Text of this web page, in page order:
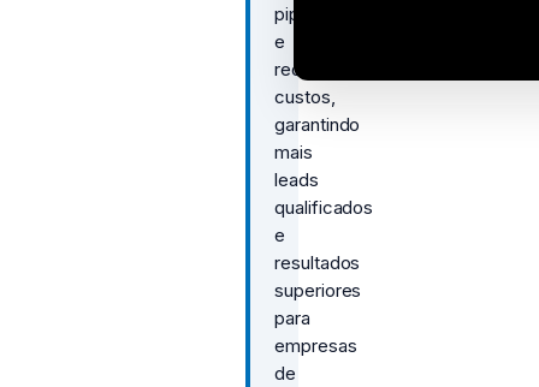
pipeline
e
reduzem
custos,
garantindo
mais
leads
qualificados
e
resultados
superiores
para
empresas
de